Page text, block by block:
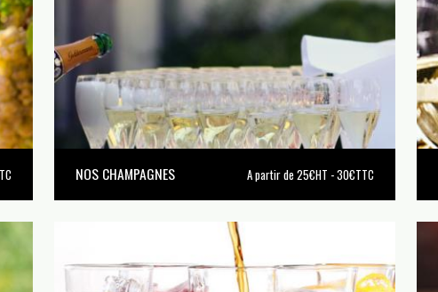
NOS CHAMPAGNES A partir de 25€HT - 30€TTC